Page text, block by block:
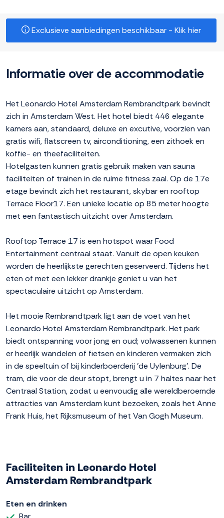
Exclusieve aanbiedingen beschikbaar - Klik hier
Informatie over de accommodatie
Het Leonardo Hotel Amsterdam Rembrandtpark bevindt
zich in Amsterdam West. Het hotel biedt 446 elegante
kamers aan, standaard, deluxe en excutive, voorzien van
gratis wifi, flatscreen tv, airconditioning, een zithoek en
koffie- en theefaciliteiten.
Hotelgasten kunnen gratis gebruik maken van sauna
faciliteiten of trainen in de ruime fitness zaal. Op de 17e
etage bevindt zich het restaurant, skybar en rooftop
Terrace Floor17. Een unieke locatie op 85 meter hoogte
met een fantastisch uitzicht over Amsterdam.
Rooftop Terrace 17 is een hotspot waar Food
Entertainment centraal staat. Vanuit de open keuken
worden de heerlijkste gerechten geserveerd. Tijdens het
eten of met een lekker drankje geniet u van het
spectaculaire uitzicht op Amsterdam.
Het mooie Rembrandtpark ligt aan de voet van het
Leonardo Hotel Amsterdam Rembrandtpark. Het park
biedt ontspanning voor jong en oud; volwassenen kunnen
er heerlijk wandelen of fietsen en kinderen vermaken zich
in de speeltuin of bij kinderboerderij 'de Uylenburg'. De
tram, die voor de deur stopt, brengt u in 7 haltes naar het
Centraal Station, zodat u eenvoudig alle wereldberoemde
attracties van Amsterdam kunt bezoeken, zoals het Anne
Frank Huis, het Rijksmuseum of het Van Gogh Museum.
Faciliteiten in Leonardo Hotel
Amsterdam Rembrandtpark
Eten en drinken